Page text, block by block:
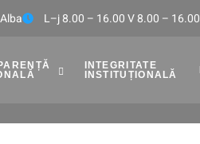
L–j 8.00 – 16.00 V 8.00 – 16.00
INTEGRITATE
INSTITUȚIONALĂ